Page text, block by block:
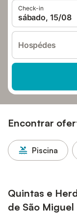
Check-in
sábado, 15/08
Hospédes
Encontrar
Piscina
Quintas e
de São Miguel